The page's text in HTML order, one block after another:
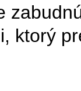
ktorý